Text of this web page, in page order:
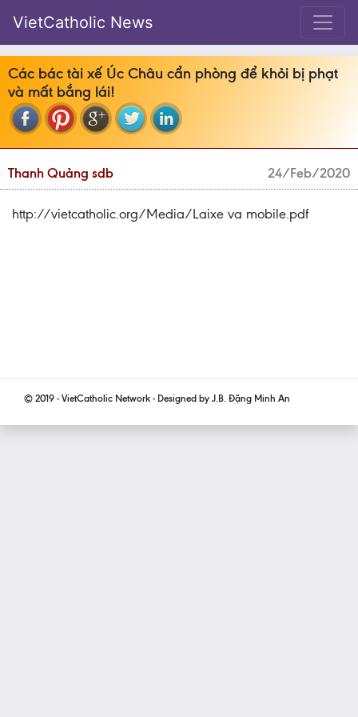
VietCatholic News
Các bác tài xế Úc Châu cẩn phòng để khỏi bị phạt
và mất bắng lái!
Thanh Quảng sdb 24/Feb/2020
http://vietcatholic.org/Media/Laixe va mobile.pdf
© 2019 - VietCatholic Network - Designed by J.B. Đặng Minh An